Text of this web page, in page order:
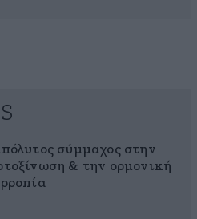
σύμμαχος στην
& την ορμονική